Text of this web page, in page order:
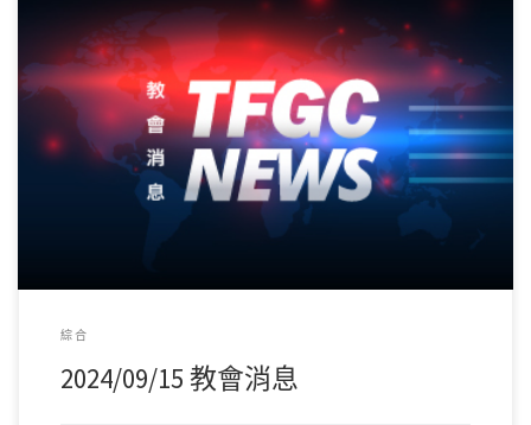
綜合
2024/09/15 教會消息